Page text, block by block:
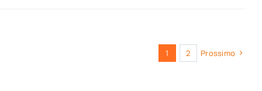
1 2 Prossimo